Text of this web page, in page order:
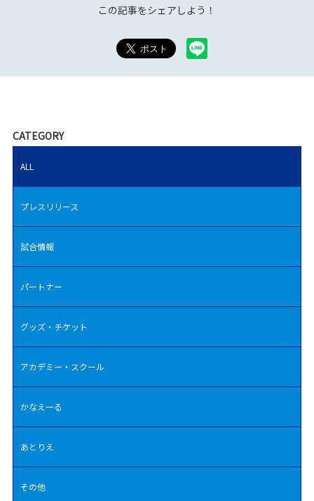
この記事をシェアしよう！
CATEGORY
ALL
プレスリリース
試合情報
パートナー
グッズ・チケット
アカデミー・スクール
かなえーる
あとりえ
その他